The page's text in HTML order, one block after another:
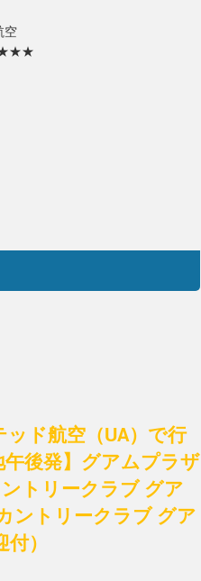
空
ド航空（UA）で行
後発】グアムプラザ
トリークラブ グア
ントリークラブ グア
）